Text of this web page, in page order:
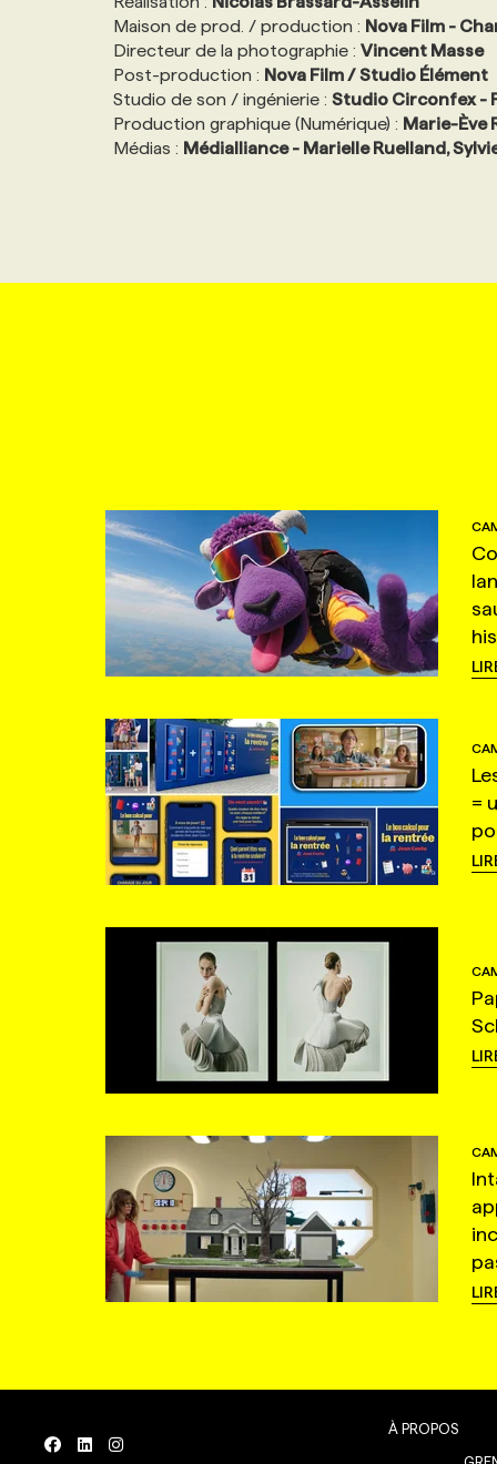
Maison de prod. / production : Nova Film -
Directeur de la photographie : Vincent Masse
Post-production : Nova Film / Studio Élément
Studio de son / ingénierie : Studio Circonfex -
Production graphique (Numérique) : Marie-Ève
Médias : Médialliance - Marielle Ruelland,
=
À PROPOS